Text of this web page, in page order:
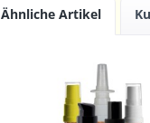
Ähnliche Artikel